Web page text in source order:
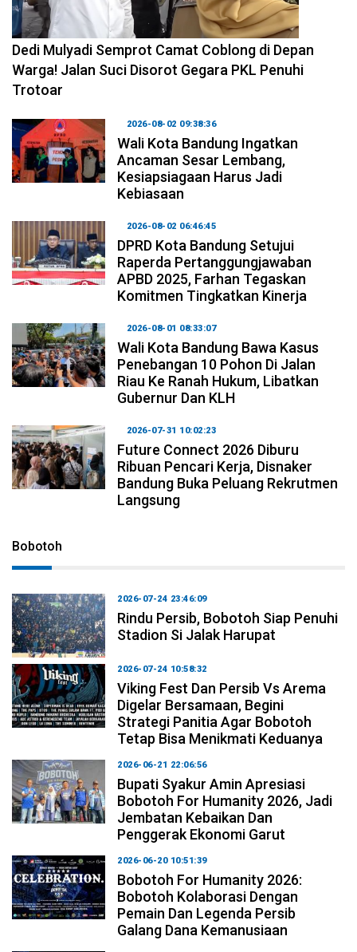
2026-08-04 10:29:06
Dedi Mulyadi Semprot Camat Coblong di Depan
Warga! Jalan Suci Disorot Gegara PKL Penuhi
Trotoar
2026-08-02 09:38:36
Wali Kota Bandung Ingatkan
Ancaman Sesar Lembang,
Kesiapsiagaan Harus Jadi
Kebiasaan
2026-08-02 06:46:45
DPRD Kota Bandung Setujui
Raperda Pertanggungjawaban
APBD 2025, Farhan Tegaskan
Komitmen Tingkatkan Kinerja
2026-08-01 08:33:07
Wali Kota Bandung Bawa Kasus
Penebangan 10 Pohon Di Jalan
Riau Ke Ranah Hukum, Libatkan
Gubernur Dan KLH
2026-07-31 10:02:23
Future Connect 2026 Diburu
Ribuan Pencari Kerja, Disnaker
Bandung Buka Peluang Rekrutmen
Langsung
Bobotoh
2026-07-24 23:46:09
Rindu Persib, Bobotoh Siap Penuhi
Stadion Si Jalak Harupat
2026-07-24 10:58:32
Viking Fest Dan Persib Vs Arema
Digelar Bersamaan, Begini
Strategi Panitia Agar Bobotoh
Tetap Bisa Menikmati Keduanya
2026-06-21 22:06:56
Bupati Syakur Amin Apresiasi
Bobotoh For Humanity 2026, Jadi
Jembatan Kebaikan Dan
Penggerak Ekonomi Garut
2026-06-20 10:51:39
Bobotoh For Humanity 2026:
Bobotoh Kolaborasi Dengan
Pemain Dan Legenda Persib
Galang Dana Kemanusiaan